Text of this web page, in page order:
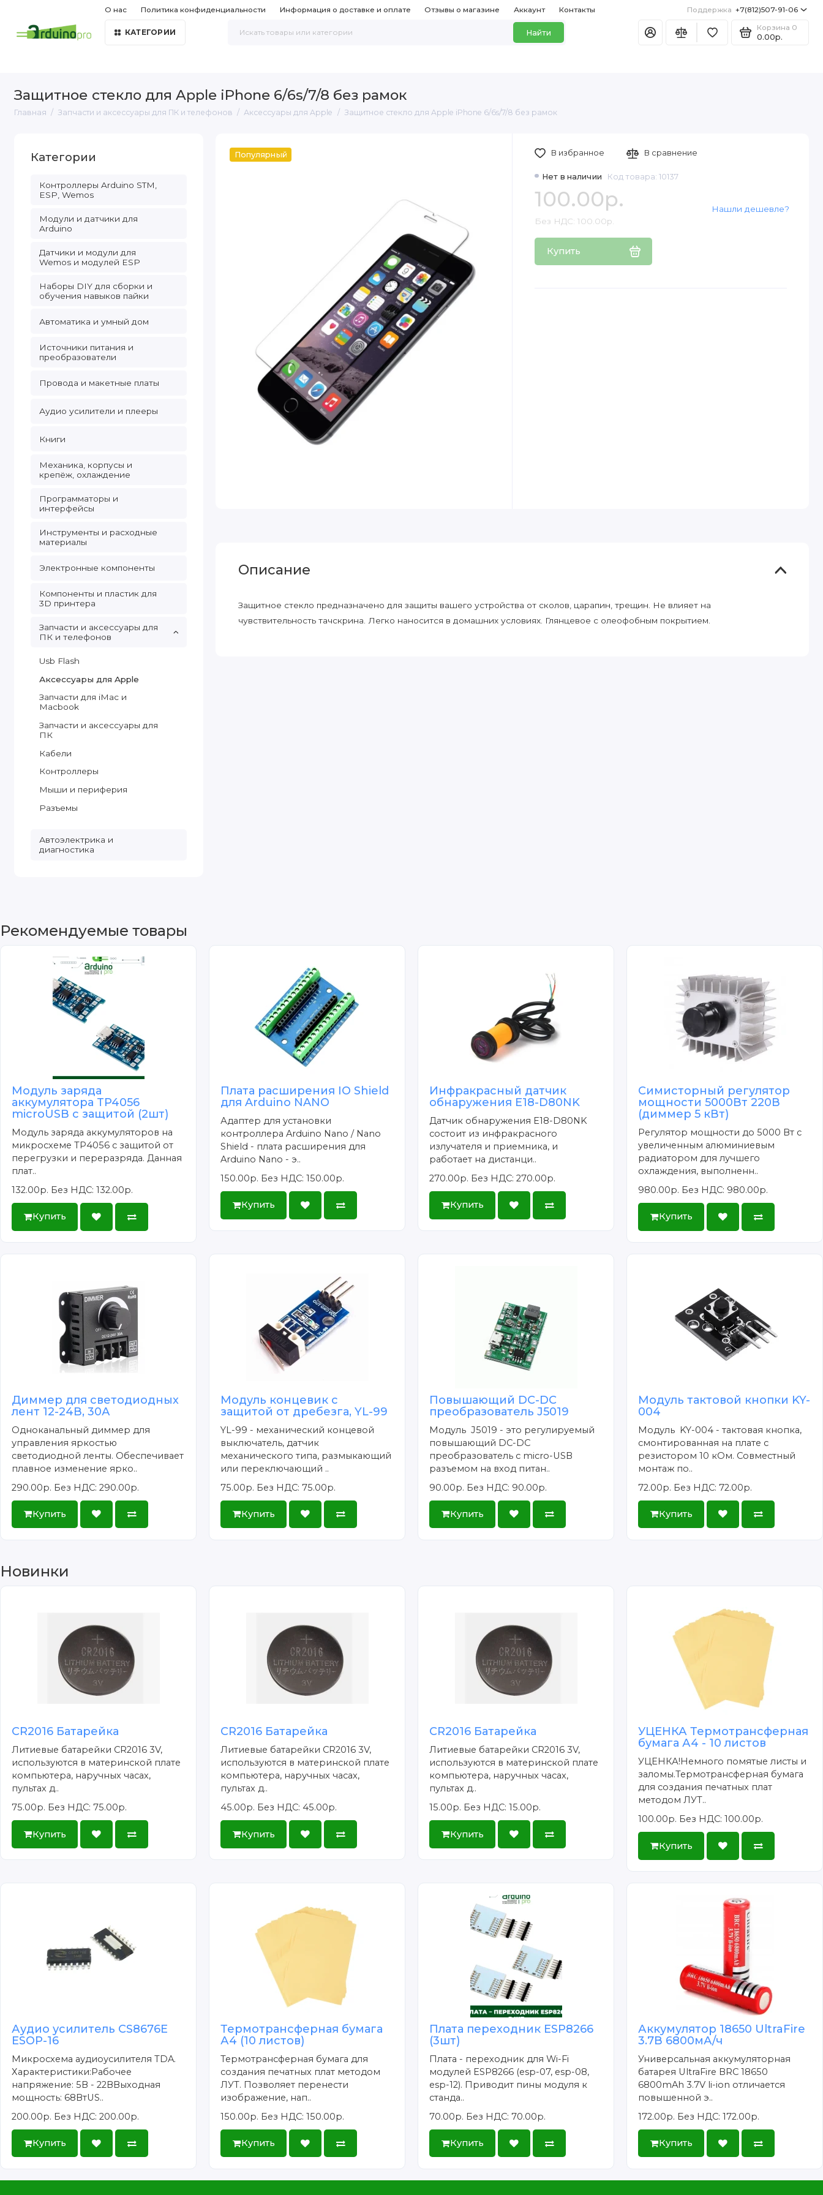
О нас Политика конфиденциальности Информация о доставке и оплате Отзывы о магазине Аккаунт Контакты Поддержка +7(812)507-91-06
КАТЕГОРИИ Найти
Корзина 0
0.00р.
Защитное стекло для Apple iPhone 6/6s/7/8 без рамок
Главная Запчасти и аксессуары для ПК и телефонов Аксессуары для Apple Защитное стекло для Apple iPhone 6/6s/7/8 без рамок
Категории
Контроллеры Arduino STM,
ESP, Wemos
Модули и датчики для
Arduino
Датчики и модули для
Wemos и модулей ESP
Наборы DIY для сборки и
обучения навыков пайки
Автоматика и умный дом
Источники питания и
преобразователи
Провода и макетные платы
Аудио усилители и плееры
Книги
Механика, корпусы и
крепёж, охлаждение
Программаторы и
интерфейсы
Инструменты и расходные
материалы
Электронные компоненты
Компоненты и пластик для
3D принтера
Запчасти и аксессуары для
ПК и телефонов
Usb Flash
Аксессуары для Apple
Запчасти для iMac и
Macbook
Запчасти и аксессуары для
ПК
Кабели
Контроллеры
Мыши и периферия
Разъемы
Автоэлектрика и
диагностика
Популярный
Нет в наличии Код товара: 10137
100.00р.
Без НДС: 100.00р.
Купить
Нашли дешевле?
В избранное В сравнение
Описание
Защитное стекло предназначено для защиты вашего устройства от сколов, царапин, трещин. Не влияет на
чувствительность тачскрина. Легко наносится в домашних условиях. Глянцевое с олеофобным покрытием.
Рекомендуемые товары
Модуль заряда
аккумулятора TP4056
microUSB с защитой (2шт)
Модуль заряда аккумуляторов на
микросхеме TP4056 с защитой от
перегрузки и переразряда. Данная
плат..
132.00р. Без НДС: 132.00р.
Купить
Плата расширения IO Shield
для Arduino NANO
Адаптер для установки
контроллера Arduino Nano / Nano
Shield - плата расширения для
Arduino Nano - э..
150.00р. Без НДС: 150.00р.
Купить
Инфракрасный датчик
обнаружения E18-D80NK
Датчик обнаружения E18-D80NK
состоит из инфракрасного
излучателя и приемника, и
работает на дистанци..
270.00р. Без НДС: 270.00р.
Купить
Симисторный регулятор
мощности 5000Вт 220В
(диммер 5 кВт)
Регулятор мощности до 5000 Вт с
увеличенным алюминиевым
радиатором для лучшего
охлаждения, выполненн..
980.00р. Без НДС: 980.00р.
Купить
Диммер для светодиодных
лент 12-24В, 30А
Одноканальный диммер для
управления яркостью
светодиодной ленты. Обеспечивает
плавное изменение ярко..
290.00р. Без НДС: 290.00р.
Купить
Модуль концевик с
защитой от дребезга, YL-99
YL-99 - механический концевой
выключатель, датчик
механического типа, размыкающий
или переключающий ..
75.00р. Без НДС: 75.00р.
Купить
Повышающий DC-DC
преобразователь J5019
Модуль J5019 - это регулируемый
повышающий DC-DC
преобразователь c micro-USB
разъемом на вход питан..
90.00р. Без НДС: 90.00р.
Купить
Модуль тактовой кнопки KY-
004
Модуль KY-004 - тактовая кнопка,
смонтированная на плате с
резистором 10 кОм. Совместный
монтаж по..
72.00р. Без НДС: 72.00р.
Купить
Новинки
CR2016 Батарейка
Литиевые батарейки CR2016 3V,
используются в материнской плате
компьютера, наручных часах,
пультах д..
75.00р. Без НДС: 75.00р.
Купить
CR2016 Батарейка
Литиевые батарейки CR2016 3V,
используются в материнской плате
компьютера, наручных часах,
пультах д..
45.00р. Без НДС: 45.00р.
Купить
CR2016 Батарейка
Литиевые батарейки CR2016 3V,
используются в материнской плате
компьютера, наручных часах,
пультах д..
15.00р. Без НДС: 15.00р.
Купить
УЦЕНКА Термотрансферная
бумага А4 - 10 листов
УЦЕНКА!Немного помятые листы и
заломы.Термотрансферная бумага
для создания печатных плат
методом ЛУТ..
100.00р. Без НДС: 100.00р.
Купить
Аудио усилитель CS8676E
ESOP-16
Микросхема аудиоусилителя TDA.
Характеристики:Рабочее
напряжение: 5В - 22ВВыходная
мощность: 68ВтUS..
200.00р. Без НДС: 200.00р.
Купить
Термотрансферная бумага
А4 (10 листов)
Термотрансферная бумага для
создания печатных плат методом
ЛУТ. Позволяет перенести
изображение, нап..
150.00р. Без НДС: 150.00р.
Купить
Плата переходник ESP8266
(3шт)
Плата - переходник для Wi-Fi
модулей ESP8266 (esp-07, esp-08,
esp-12). Приводит пины модуля к
станда..
70.00р. Без НДС: 70.00р.
Купить
Аккумулятор 18650 UltraFire
3.7В 6800мА/ч
Универсальная аккумуляторная
батарея UltraFire BRC 18650
6800mAh 3.7V li-ion отличается
повышенной э..
172.00р. Без НДС: 172.00р.
Купить